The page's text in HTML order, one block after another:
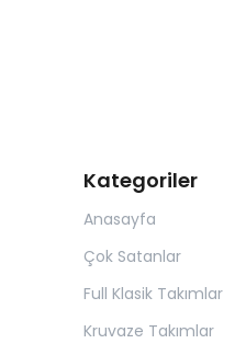
Kategoriler
Anasayfa
Çok Satanlar
Full Klasik Takımlar
Kruvaze Takımlar